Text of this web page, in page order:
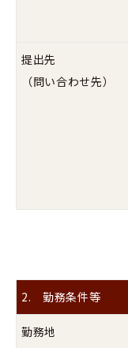
提出先
（問い合わせ先）
2. 勤務条件等
勤務地